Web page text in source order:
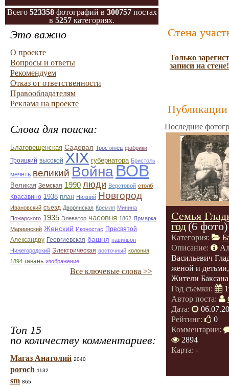
Всего 523358фотографий в 300757постах
в 5257 категориях.
Это важно
О проекте
Вопросы и ответы
Рекомендуем
Отказ от ответственности
Правообладателям
Реклама на проекте
Слова для поиска:
Благовещенская Садовая Тростянец фабрики
Троицкий высокой ХІХ губернатора Бристоль
мечеть великий ВойнаВОВ
Великая Земская 1990 люди Верстовой столб
Красавино 1938 план Нижний Новгород
Ивановский съезд Дворянская Кремля Минина
Пожарского 1935 Элеватор часовня 1862 Ярмарка
Мариинский Женский Иконостас Пресвятой
Александру Георгиевская башня павильон
Нижегородский Электрическая восточный колония
1894 гавань изображение
Все ключевые слова >>
Топ 15
по количеству комментариев:
Магаз Анатолий 2040
poroch 1132
sm 865
Стена
Только
записи на стене!
Публикации
Последние
Семья
год(6 фото)
Категория:
Описание:
Васильевич
женой и
Жители
Год съемки:
Автор поста:
Дата:
Рейтинг:
0
Комментарии:
2894
Карта: -